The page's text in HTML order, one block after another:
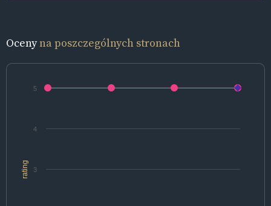
Ocenyna poszczególnych stronach
rating 3
4
5